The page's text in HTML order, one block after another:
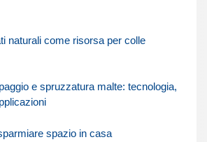
naturali come risorsa per colle
e spruzzatura malte: tecnologia,
spazio in casa